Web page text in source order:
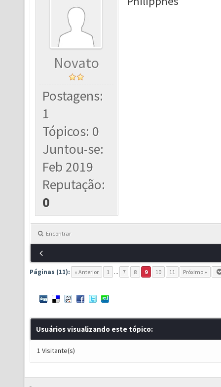
Novato
Postagens:
1
Tópicos: 0
Juntou-se:
Feb 2019
Reputação:
0
Encontrar
Páginas (11): « Anterior 1 ... 7 8 9 10 11 Próximo »
Usuários visualizando este tópico:
1 Visitante(s)